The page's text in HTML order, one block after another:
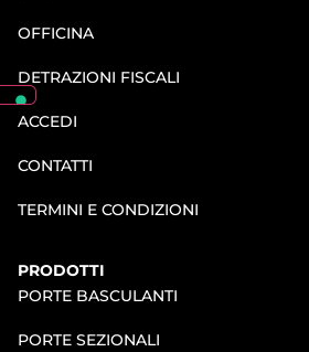
OFFICINA
DETRAZIONI FISCALI
ACCEDI
CONTATTI
TERMINI E CONDIZIONI
PRODOTTI
PORTE BASCULANTI
PORTE SEZIONALI